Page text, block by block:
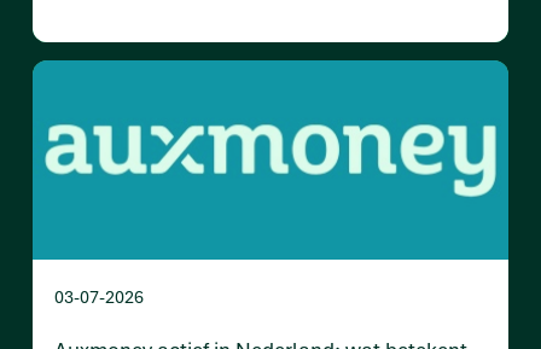
03-07-2026